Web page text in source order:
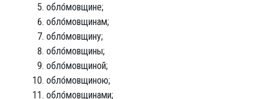
обло́мовщине;
обло́мовщинам;
обло́мовщину;
обло́мовщины;
обло́мовщиной;
обло́мовщиною;
обло́мовщинами;